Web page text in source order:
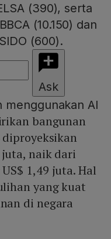
(390), serta
(10.150) dan
(600).
Ask
menggunakan AI
bangunan
naik dari
1,49 juta. Hal
yang kuat
di negara